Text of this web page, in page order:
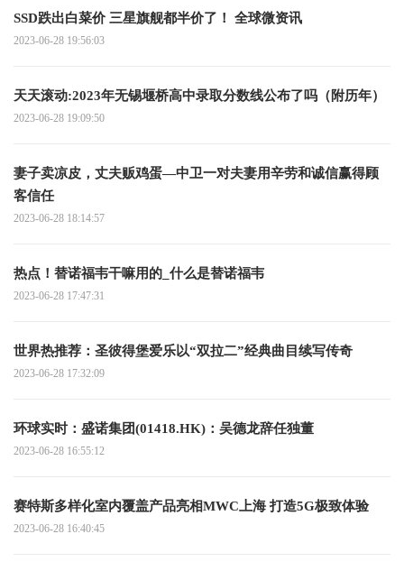
SSD跌出白菜价 三星旗舰都半价了！ 全球微资讯
2023-06-28 19:56:03
天天滚动:2023年无锡堰桥高中录取分数线公布了吗（附历年）
2023-06-28 19:09:50
妻子卖凉皮，丈夫贩鸡蛋—中卫一对夫妻用辛劳和诚信赢得顾
客信任
2023-06-28 18:14:57
热点！替诺福韦干嘛用的_什么是替诺福韦
2023-06-28 17:47:31
世界热推荐：圣彼得堡爱乐以“双拉二”经典曲目续写传奇
2023-06-28 17:32:09
环球实时：盛诺集团(01418.HK)：吴德龙辞任独董
2023-06-28 16:55:12
赛特斯多样化室内覆盖产品亮相MWC上海 打造5G极致体验
2023-06-28 16:40:45